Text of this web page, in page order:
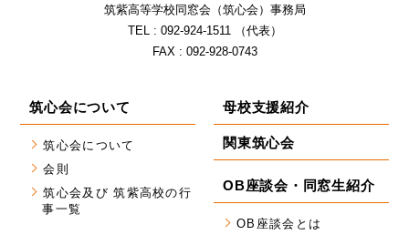
筑紫⾼等学校同窓会（筑⼼会）事務局
TEL : 092-924-1511 （代表）
FAX : 092-928-0743
筑心会について
筑心会について
会則
筑心会及び 筑紫高校の行
事一覧
母校支援紹介
関東筑心会
OB座談会・同窓生紹介
OB座談会とは